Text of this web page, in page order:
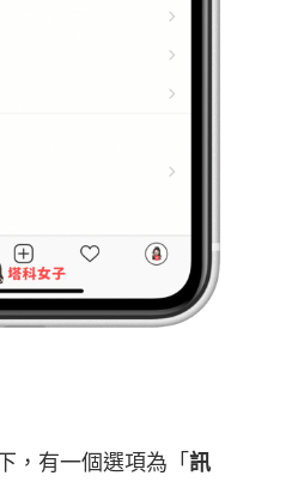
，有一個選項為「 訊